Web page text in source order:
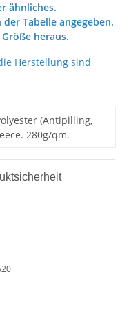
ähnliches.
Tabelle angegeben.
heraus.
Herstellung sind
(Antipilling,
280g/qm.